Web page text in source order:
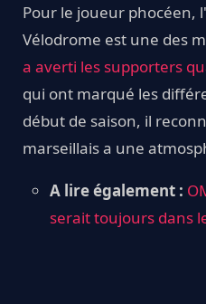
Pour le joueur phocéen,
Vélodrome est une des
a averti les supporters
qui ont marqué les
début de saison, il
marseillais a une
A lire également :
serait toujours dans